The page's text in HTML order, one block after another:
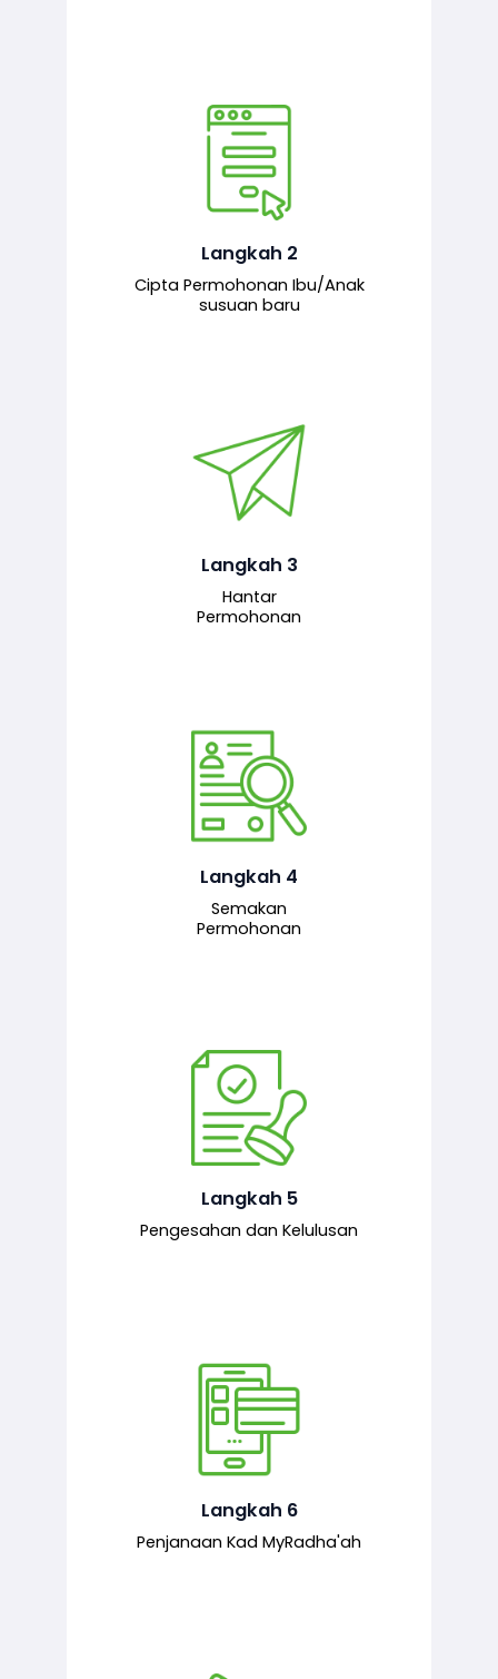
Langkah 2
Cipta Permohonan Ibu/Anak
susuan baru
Pemohon mengisi borang
permohonan bagi pendaftaran
baharu melalui sistem.
Langkah 3
Hantar
Permohonan
Permohonan yang lengkap dihantar
untuk proses semakan dan
bertanggungjawab.
Langkah 4
Semakan
Permohonan
Pegawai penyemak menyemak
maklumat yang dikemukakan. Jika
semua maklumat adalah lengkap dan
kepada pegawai pelulus untuk
tindakan seterusnya.
Langkah 5
Pengesahan dan Kelulusan
Pegawai pelulus menilai permohonan
dan memberi pengesahan serta
kelulusan akhir sekiranya semuanya
mematuhi syarat ditetapkan.
Langkah 6
Penjanaan Kad MyRadha'ah
Setelah permohonan diluluskan, kad
MyRadha’ah akan dijana.